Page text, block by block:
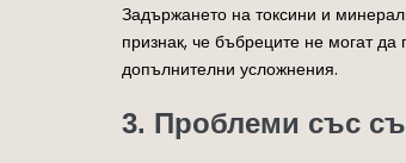
Задържането на токсини и
признак, че бъбреците не могат
допълнителни усложнения.
3. Проблеми със